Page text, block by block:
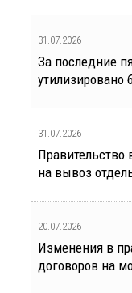
31.07.2026
За последние
утилизировано
31.07.2026
на вывоз
20.07.2026
Изменения в
договоров на